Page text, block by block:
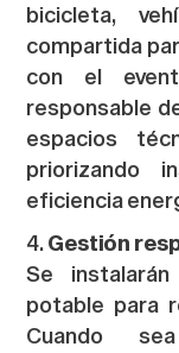
bicicleta,
compartida
con el
responsable
espacios
priorizando
eficiencia
Gestión
Se
potable para
Cuando